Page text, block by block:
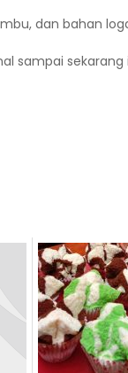
dan bahan
sampai